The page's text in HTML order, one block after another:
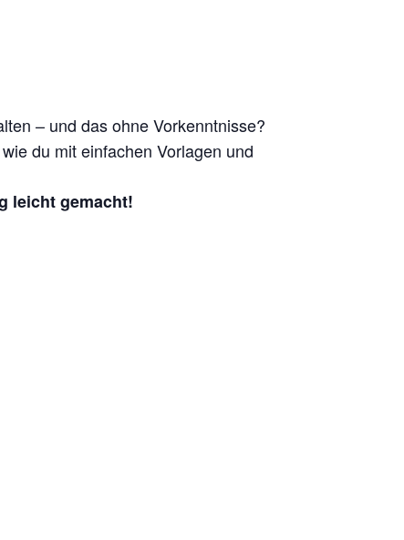
– und das ohne Vorkenntnisse?
du mit einfachen Vorlagen und
leicht gemacht!